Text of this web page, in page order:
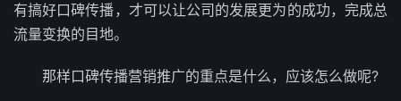
有搞好口碑传播，才可以让公司的发展更为的成功，完成总
流量变换的目地。
那样口碑传播营销推广的重点是什么，应该怎么做呢?